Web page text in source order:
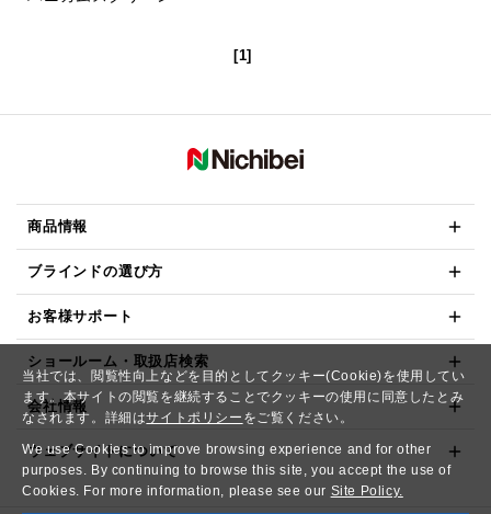
当社では、閲覧性向上などを目的としてクッキー(Cookie)を使用してい
ます。本サイトの閲覧を継続することでクッキーの使用に同意したとみ
なされます。詳細はサイトポリシー をご覧ください。
We use Cookies to improve browsing experience and for other
purposes. By continuing to browse this site, you accept the use of
Cookies. For more information, please see our Site Policy.
[1]
商品情報
ブラインドの選び方
お客様サポート
ショールーム・取扱店検索
会社情報
ウェブサイトについて